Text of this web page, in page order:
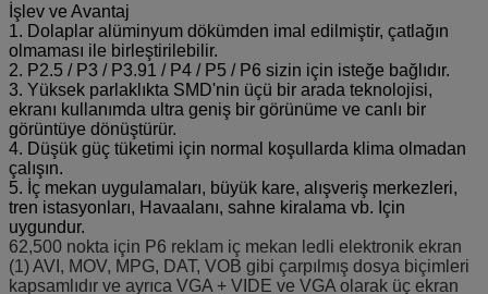
İşlev ve Avantaj
1. Dolaplar alüminyum dökümden imal edilmiştir, çatlağın
olmaması ile birleştirilebilir.
2. P2.5 / P3 / P3.91 / P4 / P5 / P6 sizin için isteğe bağlıdır.
3. Yüksek parlaklıkta SMD'nin üçü bir arada teknolojisi,
ekranı kullanımda ultra geniş bir görünüme ve canlı bir
görüntüye dönüştürür.
4. Düşük güç tüketimi için normal koşullarda klima olmadan
çalışın.
5. İç mekan uygulamaları, büyük kare, alışveriş merkezleri,
tren istasyonları, Havaalanı, sahne kiralama vb. Için
uygundur.
62,500 nokta için P6 reklam iç mekan ledli elektronik ekran
(1) AVI, MOV, MPG, DAT, VOB gibi çarpılmış dosya biçimleri
kapsamlıdır ve ayrıca VGA + VIDE ve VGA olarak üç ekran